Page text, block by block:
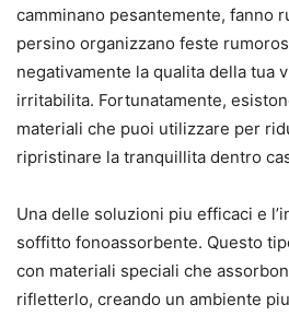
camminano pesantemente, fanno
persino organizzano feste
negativamente la qualita della tua
irritabilita. Fortunatamente,
materiali che puoi utilizzare per
ripristinare la tranquillita dentro
Una delle soluzioni piu efficaci e
soffitto fonoassorbente. Questo
con materiali speciali che
rifletterlo, creando un ambiente